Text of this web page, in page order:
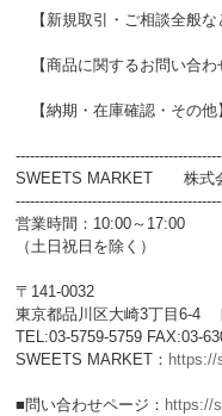
【新規取引・ご相談全般な
【商品に関するお問い合わ
【納期・在庫確認・その他
SWEETS MARKET 株式
営業時間：10:00～17:00
（土日祝日を除く）
〒141-0032
東京都品川区大崎3丁目6-4
TEL:03-5759-5759 FAX:03-
SWEETS MARKET： https://
■問い合わせページ： https://